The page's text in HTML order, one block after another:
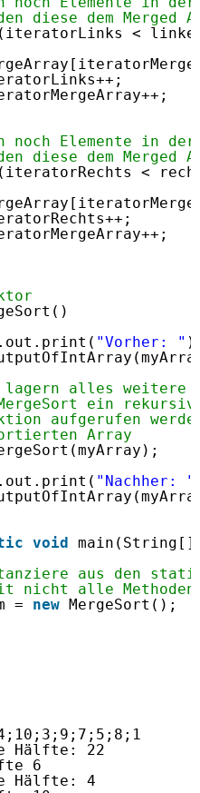
diese dem Merged
(iteratorLinks <
noch Elemente in
diese dem Merged
(iteratorRechts <
"Vorher: "
alles weitere
ein
aufgerufen
Array
"Nachher: "
void
aus den
nicht alle
= new MergeSort();
Hälfte: 22
6
Hälfte: 4